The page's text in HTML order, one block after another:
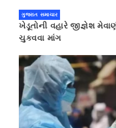
ગુજરાત સમાચાર
ખેડૂતોની વહારે જીજ્ઞેશ
ચુકવવા માંગ